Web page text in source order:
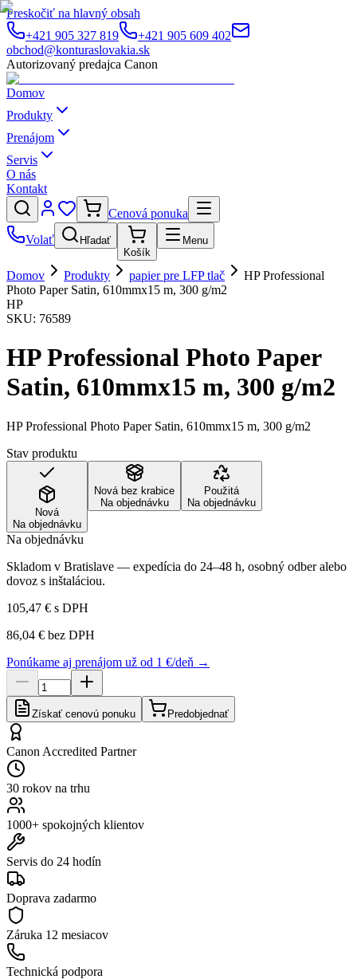
Preskočiť na hlavný obsah
+421 905 327 819
+421 905 609 402
obchod@konturaslovakia.sk
Autorizovaný predajca Canon
Domov
Produkty
Prenájom
Servis
O nás
Kontakt
Cenová ponuka
Volať
Hľadať
Košík
Menu
Domov Produkty papier pre LFP tlač
HP Professional
Photo Paper Satin, 610mmx15 m, 300 g/m2
HP
SKU: 76589
HP Professional Photo Paper
Satin, 610mmx15 m, 300 g/m2
HP Professional Photo Paper Satin, 610mmx15 m, 300 g/m2
Stav produktu
Nová
Na objednávku
Nová bez krabice
Na objednávku
Použitá
Na objednávku
Na objednávku
Skladom v Bratislave — expedícia do 24–48 h, osobný odber alebo
dovoz s inštaláciou.
105,47 € s DPH
86,04 € bez DPH
Ponúkame aj prenájom už od 1 €/deň →
Získať cenovú ponuku Predobjednať
Canon Accredited Partner
30 rokov na trhu
1000+ spokojných klientov
Servis do 24 hodín
Doprava zadarmo
Záruka 12 mesiacov
Technická podpora